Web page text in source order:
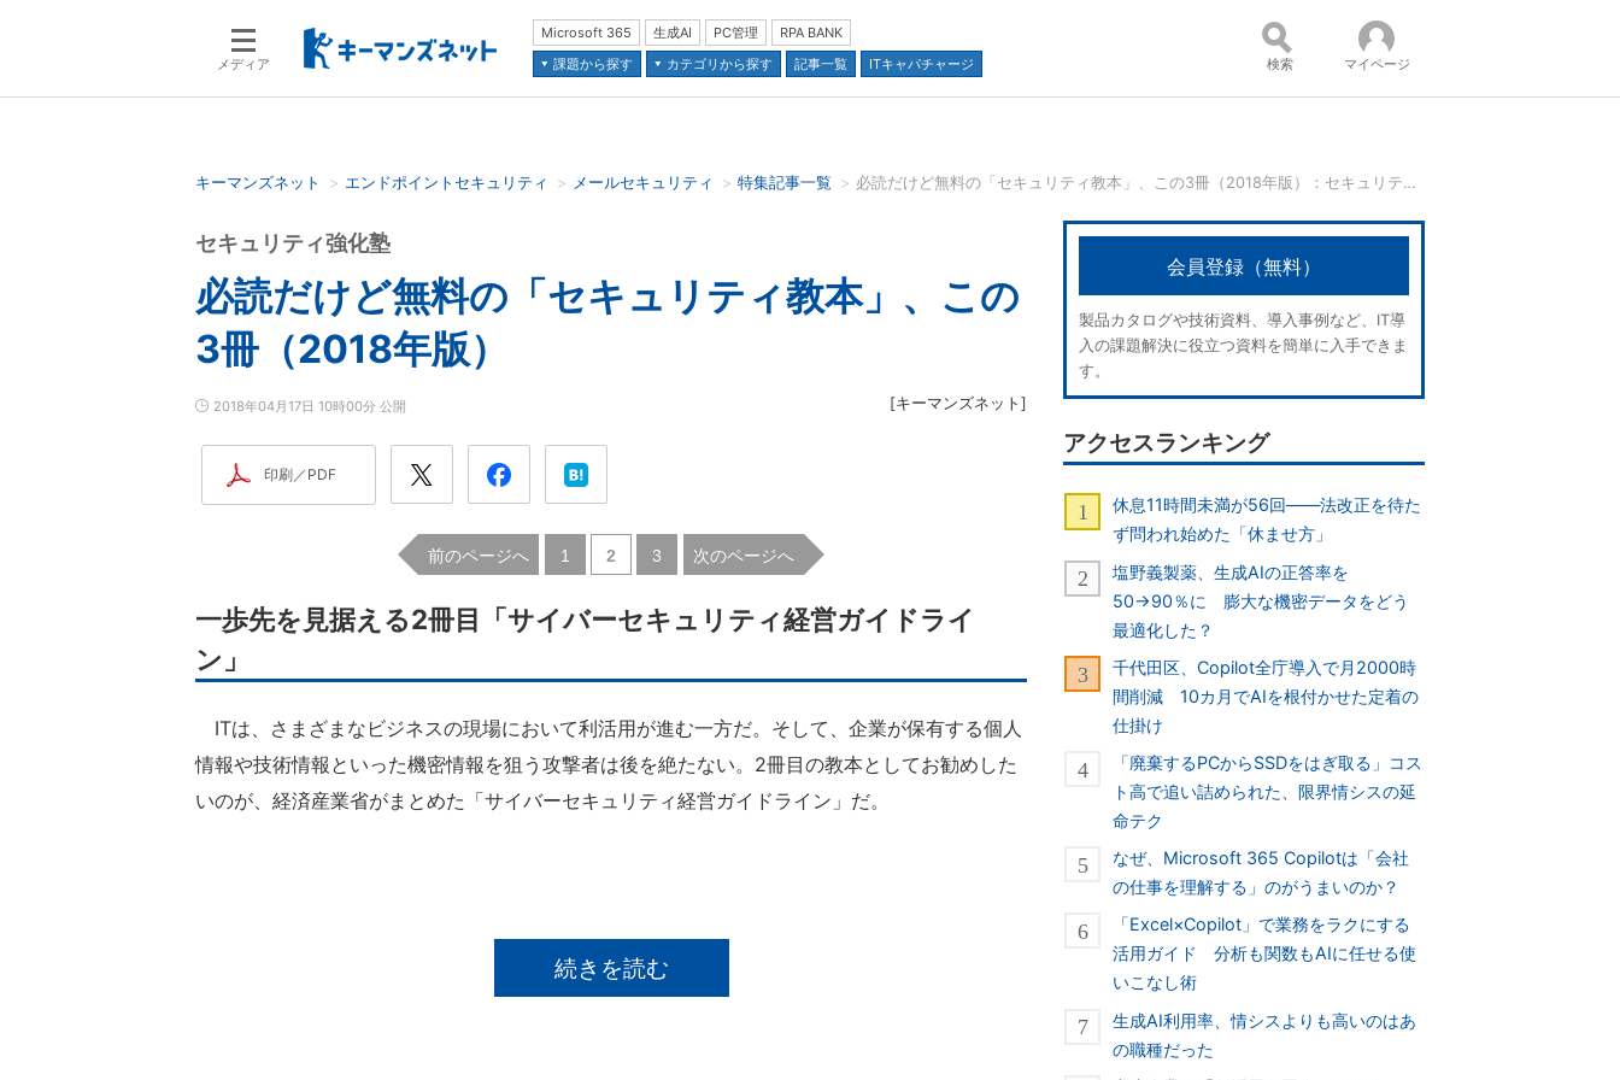
メディア
Microsoft 365 生成AI PC管理
RPA BANK
課題から探す
カテゴリから探す 記事一覧 ITキャパチャージ
検索語を入力してください コンテンツ：
並び順：
検索 マイページ
キーマンズネット エンドポイントセキュリティ メールセキュリティ 特集記事一覧 必読だけど無料の「セキュリティ教本」、この3冊（2018年版）：セキュリティ強化塾
必読だけど無料の「セキュリティ教本」、この
3冊（2018年版）
セキュリティ強化塾
2018年04月17日 10時00分 公開 [キーマンズネット ]
印刷／PDF
前のページへ 1 2 3 次のページへ
一歩先を見据える2冊目「サイバーセキュリティ経営ガイドライ
ン」
ITは、さまざまなビジネスの現場において利活用が進む一方だ。そして、企業が保有する個人
情報や技術情報といった機密情報を狙う攻撃者は後を絶たない。2冊目の教本としてお勧めした
いのが、経済産業省がまとめた「サイバーセキュリティ経営ガイドライン」だ。
続きを読む
会員登録（無料）
製品カタログや技術資料、導入事例など、IT導
入の課題解決に役立つ資料を簡単に入手できま
す。
アクセスランキング
休息11時間未満が56回――法改正を待た
ず問われ始めた「休ませ方」
塩野義製薬、生成AIの正答率を
50→90％に 膨大な機密データをどう
最適化した？
千代田区、Copilot全庁導入で月2000時
間削減 10カ月でAIを根付かせた定着の
仕掛け
「廃棄するPCからSSDをはぎ取る」コス
ト高で追い詰められた、限界情シスの延
命テク
なぜ、Microsoft 365 Copilotは「会社
の仕事を理解する」のがうまいのか？
「Excel×Copilot」で業務をラクにする
活用ガイド 分析も関数もAIに任せる使
いこなし術
生成AI利用率、情シスよりも高いのはあ
の職種だった